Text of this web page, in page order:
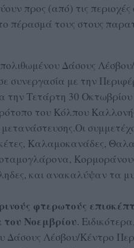
προς (από) τις
πέρασμά τους στους
Δάσους
συνεργασία με την
την Τετάρτη 30
του Κόλπου
Καλαμοκανάδες,
και ανακαλύψαν τα
φτερωτούς
του Νοεμβρίου.
Δάσους Λέσβου/Κέντρο